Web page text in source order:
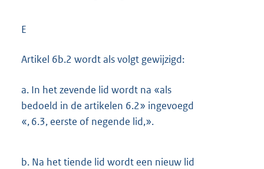
E
Artikel 6b.2 wordt als volgt gewijzigd:
a. In het zevende lid wordt na «als
bedoeld in de artikelen 6.2» ingevoegd
«, 6.3, eerste of negende lid,».
b. Na het tiende lid wordt een nieuw lid